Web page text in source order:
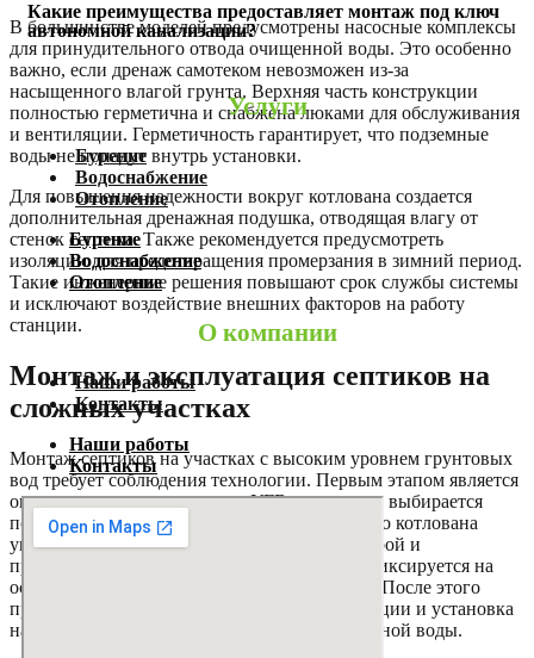
В большинстве моделей предусмотрены насосные комплексы
для принудительного отвода очищенной воды. Это особенно
важно, если дренаж самотеком невозможен из-за
насыщенного влагой грунта. Верхняя часть конструкции
полностью герметична и снабжена люками для обслуживания
и вентиляции. Герметичность гарантирует, что подземные
воды не попадут внутрь установки.
Для повышения надежности вокруг котлована создается
дополнительная дренажная подушка, отводящая влагу от
стенок септика. Также рекомендуется предусмотреть
изоляцию для предотвращения промерзания в зимний период.
Такие инженерные решения повышают срок службы системы
и исключают воздействие внешних факторов на работу
станции.
Монтаж и эксплуатация септиков на
сложных участках
Монтаж септиков на участках с высоким уровнем грунтовых
вод требует соблюдения технологии. Первым этапом является
определение точного уровня УГВ, после чего выбирается
подходящая модель и место установки. На дно котлована
укладывается бетонная плита, служащая опорой и
предотвращающая всплытие. Затем септик фиксируется на
основании с помощью анкерных креплений. После этого
проводится подключение к системе канализации и установка
насосов для принудительного сброса очищенной воды.
Какие преимущества предоставляет монтаж под ключ
автономной канализации?
Услуги
Бурение
Водоснабжение
Отопление
Бурение
Водоснабжение
Отопление
О компании
Наши работы
Контакты
Наши работы
Контакты